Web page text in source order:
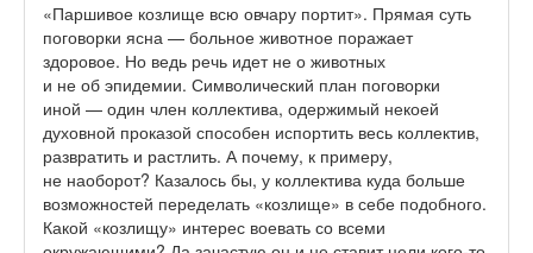
«Паршивое козлище всю овчару портит». Прямая суть
поговорки ясна — больное животное поражает
здоровое. Но ведь речь идет не о животных
и не об эпидемии. Символический план поговорки
иной — один член коллектива, одержимый некоей
духовной проказой способен испортить весь коллектив,
развратить и растлить. А почему, к примеру,
не наоборот? Казалось бы, у коллектива куда больше
возможностей переделать «козлище» в себе подобного.
Какой «козлищу» интерес воевать со всеми